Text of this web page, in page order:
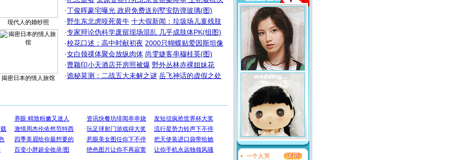
现代人的婚纱照
揭密日本的情人旅馆
·丁俊晖豪宅曝光 政府免费送别墅安防弹玻璃(图)
·野生东北虎咬死黄牛 十大假新闻：垃圾场儿童残肢
·专家辩论伪科学废留现场混乱 几乎成肢体PK(组图)
·校花口述：高中时献初夜 2000只蝴蝶贴爱因斯坦像
·女白领祼体聚会放纵肉体 尚雯婕客串穆桂英(图)
·曹颖印小天酒店开房照被爆 野外丛林赤裸姐妹花
·诡秘莫测：二战五大未解之谜 岳飞神话的虚假之处
能正大光明地骚扰你,告诉你,圣诞要快乐!新年要快乐!天天
都要快乐噢!
[圣诞节] 奉上一颗祝福的心,在这个特别的日子里,愿幸福,
如意,快乐,鲜花,一切美好的祝愿与你同在.圣诞快乐!
[元旦]看到你我会触电；看不到你我要充电；没有你我会
一个人哭